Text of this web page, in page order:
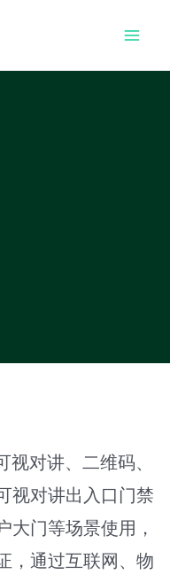
对讲、二维码、
视对讲出入口门禁
大门等场景使用，
，通过互联网、物